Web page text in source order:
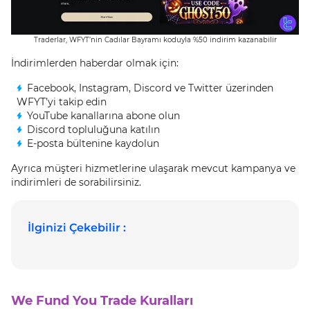
Traderlar, WFYT’nin Cadılar Bayramı koduyla %50 indirim kazanabilir
İndirimlerden haberdar olmak için:
Facebook, Instagram, Discord ve Twitter üzerinden
WFYT’yi takip edin
YouTube kanallarına abone olun
Discord topluluğuna katılın
E-posta bültenine kaydolun
Ayrıca müşteri hizmetlerine ulaşarak mevcut kampanya ve
indirimleri de sorabilirsiniz.
İlginizi Çekebilir :
We Fund You Trade Kuralları